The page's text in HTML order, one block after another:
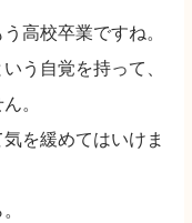
高校卒業ですね。
う自覚を持って、
。
を緩めてはいけま